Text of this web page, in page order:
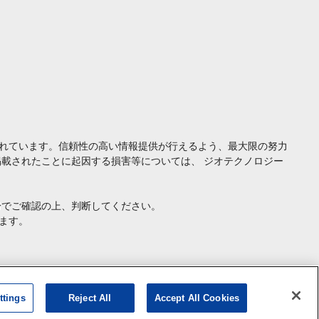
います。信頼性の高い情報提供が行えるよう、最大限の努力
されたことに起因する損害等については、 ジオテクノロジー
ご確認の上、判断してください。
す。
Reject All Accept All Cookies